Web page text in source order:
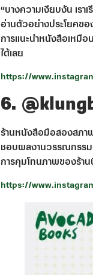
“บางความเงียบงัน เร
อ่านตัวอย่างประโยคข
การแนะนำหนังสือเหมื
ได้เลย
https://
6.
ร้านหนังสือมือสองสภา
ชอบผลงานวรรณกรรม
การคุมโทนภาพของร้า
https://